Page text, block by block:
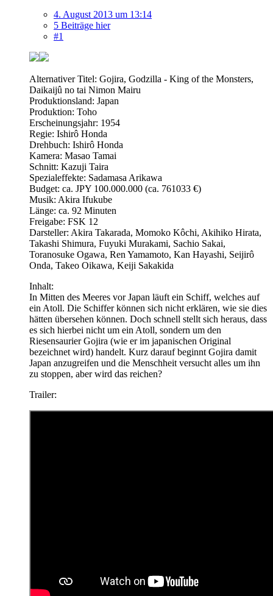
4. August 2013 um 13:14
5 Beiträge hier
#1
Alternativer Titel: Gojira, Godzilla - King of the Monsters,
Daikaijû no tai Nimon Mairu
Produktionsland: Japan
Produktion: Toho
Erscheinungsjahr: 1954
Regie: Ishirô Honda
Drehbuch: Ishirô Honda
Kamera: Masao Tamai
Schnitt: Kazuji Taira
Spezialeffekte: Sadamasa Arikawa
Budget: ca. JPY 100.000.000 (ca. 761033 €)
Musik: Akira Ifukube
Länge: ca. 92 Minuten
Freigabe: FSK 12
Darsteller: Akira Takarada, Momoko Kôchi, Akihiko Hirata,
Takashi Shimura, Fuyuki Murakami, Sachio Sakai,
Toranosuke Ogawa, Ren Yamamoto, Kan Hayashi, Seijirô
Onda, Takeo Oikawa, Keiji Sakakida
Inhalt:
In Mitten des Meeres vor Japan läuft ein Schiff, welches auf
ein Atoll. Die Schiffer können sich nicht erklären, wie sie dies
hätten übersehen können. Doch schnell stellt sich heraus, dass
es sich hierbei nicht um ein Atoll, sondern um den
Riesensaurier Gojira (wie er im japanischen Original
bezeichnet wird) handelt. Kurz darauf beginnt Gojira damit
Japan anzugreifen und die Menschheit versucht alles um ihn
zu stoppen, aber wird das reichen?
Trailer: